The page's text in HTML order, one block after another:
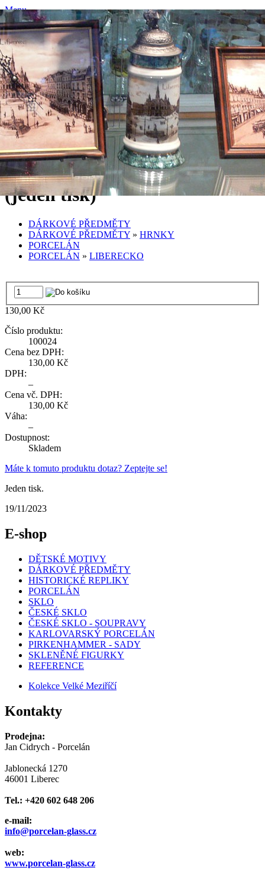
Menu
Úvodní stránka
O nás
Reference
Obchodní podmínky
Kontakty
PORCELÁN GLASS • JAN CIDRYCH • LIBEREC Kamenný
obchod a E-shop Prodejna porcelánu, skla a dárkových předmětů
Přihlásit|Registrace
V košíku:
0,00 Kč
Hrnek - Liberecké lázně -
(jeden tisk)
DÁRKOVÉ PŘEDMĚTY
DÁRKOVÉ PŘEDMĚTY » HRNKY
PORCELÁN
PORCELÁN » LIBERECKO
130,00 Kč
Číslo produktu:
100024
Cena bez DPH:
130,00 Kč
DPH:
–
Cena vč. DPH:
130,00 Kč
Váha:
–
Dostupnost:
Skladem
Máte k tomuto produktu dotaz? Zeptejte se!
Jeden tisk.
19/11/2023
E-shop
DĚTSKÉ MOTIVY
DÁRKOVÉ PŘEDMĚTY
HISTORICKÉ REPLIKY
PORCELÁN
SKLO
ČESKÉ SKLO
ČESKÉ SKLO - SOUPRAVY
KARLOVARSKÝ PORCELÁN
PIRKENHAMMER - SADY
SKLENĚNÉ FIGURKY
REFERENCE
Kolekce Velké Meziříčí
Kontakty
Prodejna:
Jan Cidrych - Porcelán
Jablonecká 1270
46001 Liberec
Tel.: +420 602 648 206
e-mail:
info@porcelan-glass.cz
web:
www.porcelan-glass.cz